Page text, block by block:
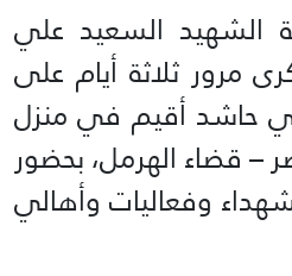
الشهيد السعيد علي
مرور ثلاثة أيام على
حاشد أقيم في منزل
– قضاء الهرمل، بحضور
وفعاليات وأهالي